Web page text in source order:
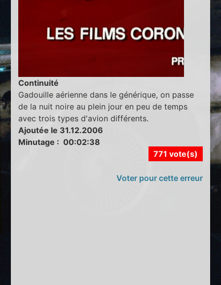
Continuité
Gadouille aérienne dans le générique, on passe
de la nuit noire au plein jour en peu de temps
avec trois types d'avion différents.
Ajoutée le 31.12.2006
Minutage : 00:02:38
771 vote(s)
Voter pour cette erreur